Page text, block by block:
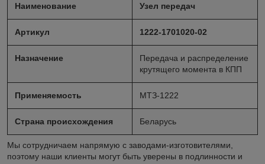
Наименование Узел передач
Артикул 1222-1701020-02
Назначение
Передача и распределение
крутящего момента в КПП
Применяемость МТЗ-1222
Страна происхождения Беларусь
Мы сотрудничаем напрямую с заводами-изготовителями,
поэтому наши клиенты могут быть уверены в подлинности и